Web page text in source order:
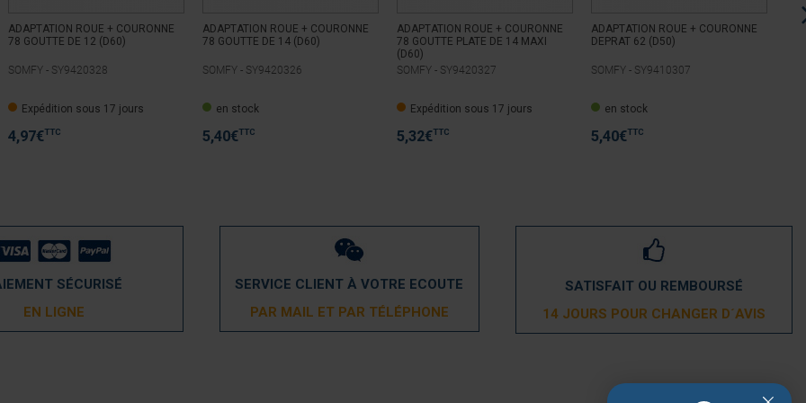
ADAPTATION ROUE + COURONNE
78 GOUTTE DE 12 (D60)
SOMFY - SY9420328
Expédition sous 17 jours
4,97€TTC
ADAPTATION ROUE + COURONNE
78 GOUTTE DE 14 (D60)
SOMFY - SY9420326
en stock
5,40€TTC
ADAPTATION ROUE + COURONNE
78 GOUTTE PLATE DE 14 MAXI
(D60)
SOMFY - SY9420327
Expédition sous 17 jours
5,32€TTC
ADAPTATION ROUE + COURONNE
DEPRAT 62 (D50)
SOMFY - SY9410307
en stock
5,40€TTC
SÉCURISÉ
EN LIGNE
SERVICE CLIENT À VOTRE ECOUTE
PAR MAIL ET PAR TÉLÉPHONE
SATISFAIT OU REMBOURSÉ
14 JOURS POUR CHANGER D´AVIS